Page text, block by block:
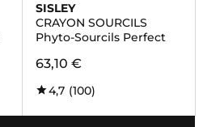
SISLEY
CRAYON SOURCILS
Phyto-Sourcils Perfect
63,10 €
4,7 (100)